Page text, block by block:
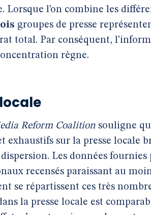
Lorsque l’on combine les
groupes de presse
total. Par conséquent,
règne.
Reform Coalition souligne
exhaustifs sur la presse locale
Les données
recensés paraissant au
se répartissent ces très
la presse locale est